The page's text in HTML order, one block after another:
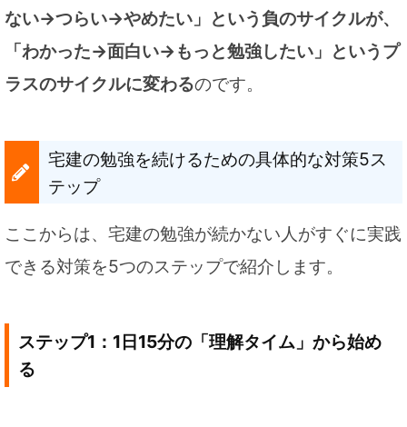
ない→つらい→やめたい」という負のサイクルが、
「わかった→面白い→もっと勉強したい」というプ
ラスのサイクルに変わるのです。
宅建の勉強を続けるための具体的な対策5ス
テップ
ここからは、宅建の勉強が続かない人がすぐに実践
できる対策を5つのステップで紹介します。
ステップ1：1日15分の「理解タイム」から始め
る